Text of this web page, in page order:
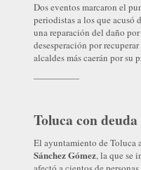
Dos eventos marcaron el
periodistas a los que acusó
una reparación del daño
desesperación por
alcaldes más caerán por su
—————
Toluca con
El ayuntamiento de Toluca
Sánchez Gómez, la que se